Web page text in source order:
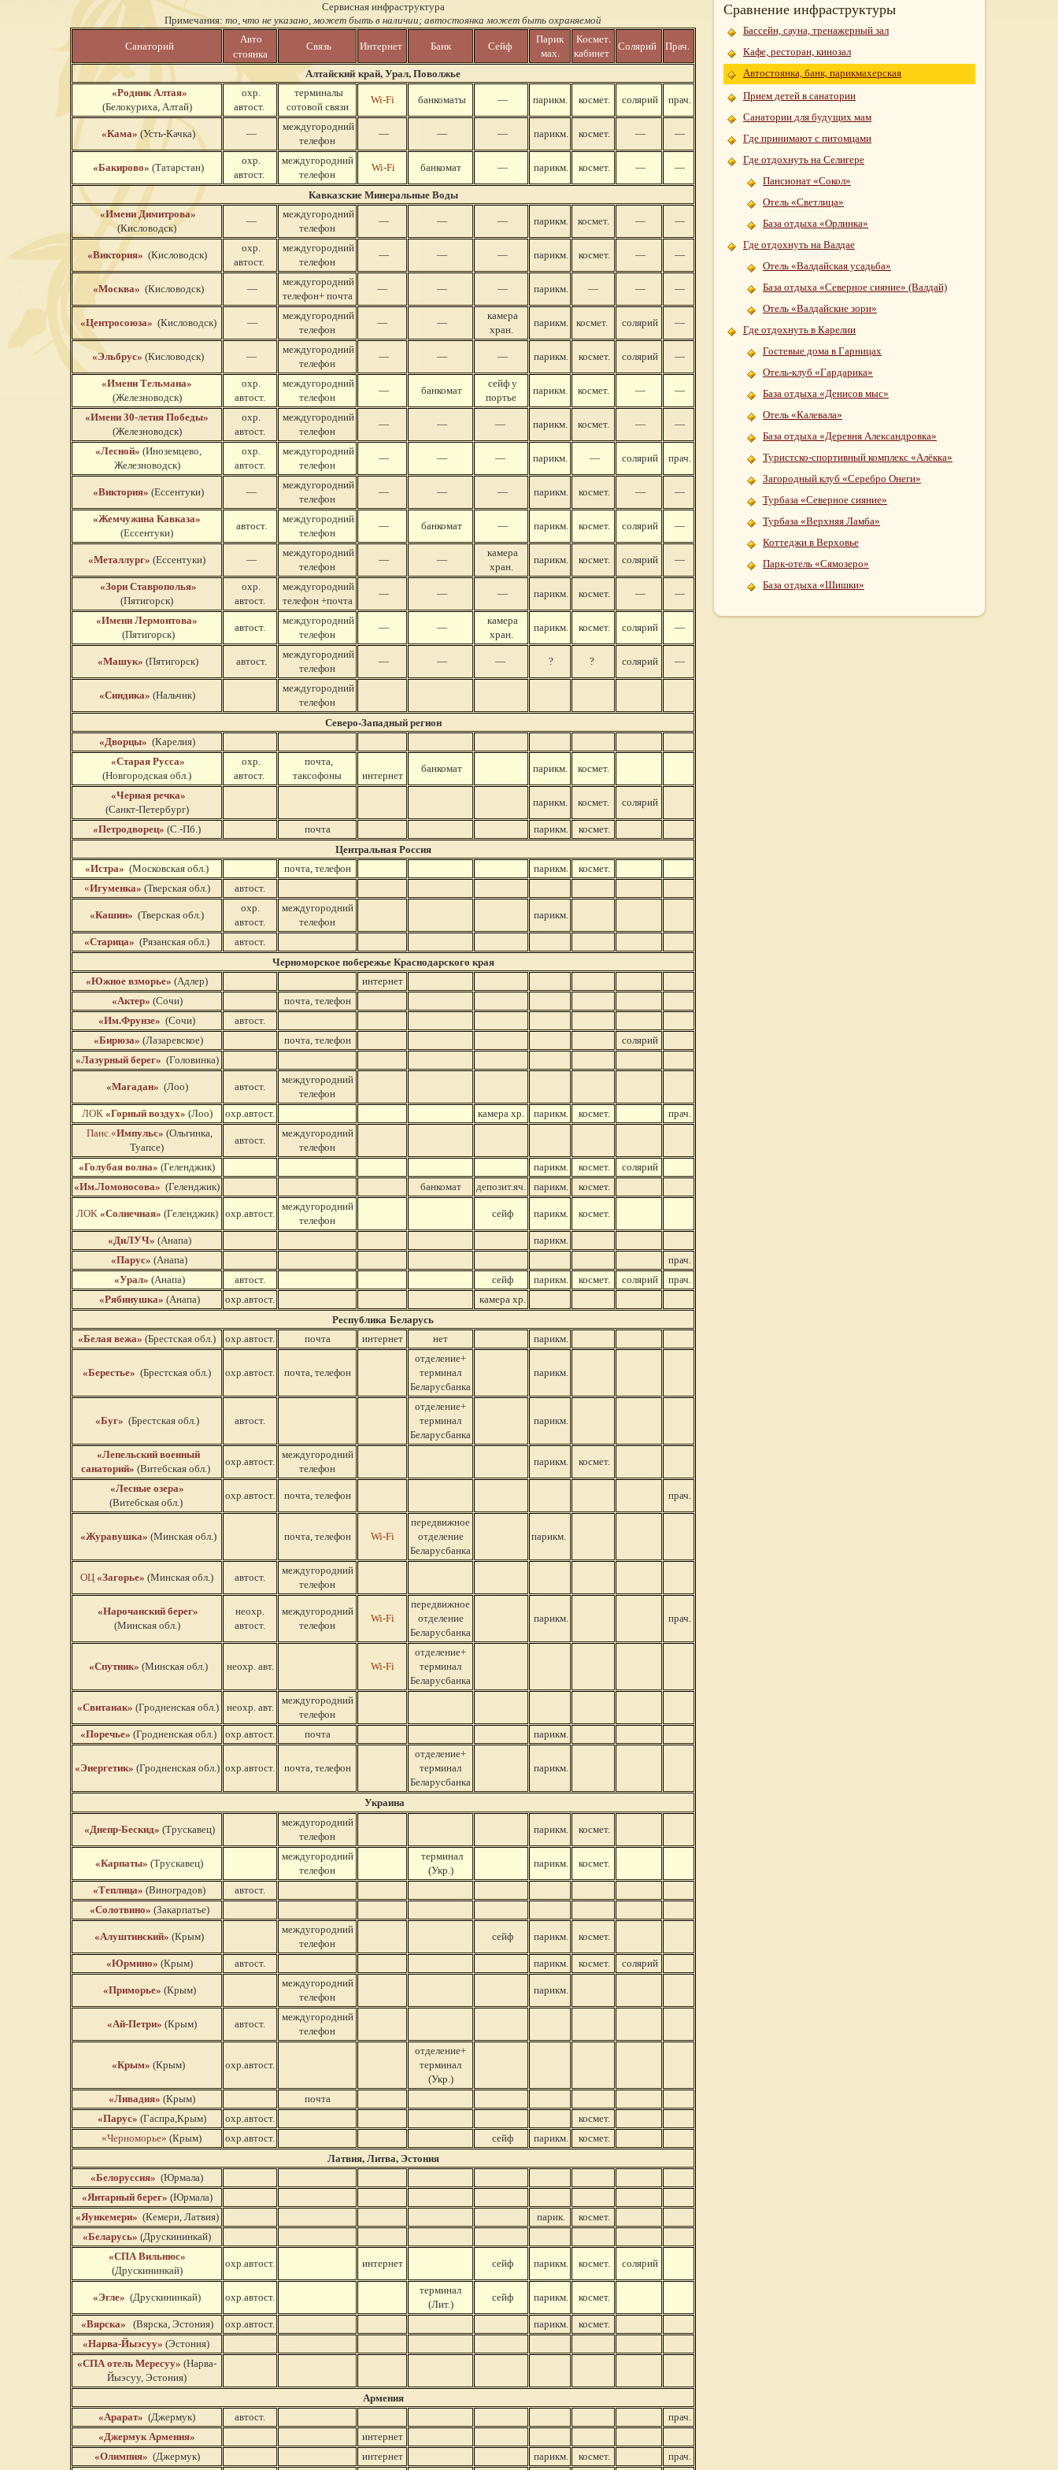
Сервисная инфраструктура
Примечания: то, что не указано, может быть в наличии; автостоянка может быть охраняемой
Санаторий
Авто
стоянка
Связь Интернет Банк Сейф
Парик
мах.
Космет.
кабинет
Солярий Прач.
Алтайский край, Урал, Поволжье
«Родник Алтая»
(Белокуриха, Алтай)
охр.
автост.
терминалы
сотовой связи
Wi-Fi банкоматы — парикм. космет. солярий прач.
«Кама» (Усть-Качка) —
междугородний
телефон
— — — парикм. космет. — —
«Бакирово» (Татарстан)
охр.
автост.
междугородний
телефон
Wi-Fi банкомат — парикм. космет. — —
Кавказские Минеральные Воды
«Имени Димитрова»
(Кисловодск)
—
междугородний
телефон
— — — парикм. космет. — —
«Виктория» (Кисловодск)
охр.
автост.
междугородний
телефон
— — — парикм. космет. — —
«Москва» (Кисловодск) —
междугородний
телефон+ почта
— — — парикм. — — —
«Центросоюза» (Кисловодск) —
междугородний
телефон
— —
камера
хран.
парикм. космет. солярий —
«Эльбрус» (Кисловодск) —
междугородний
телефон
— — — парикм. космет. солярий —
«Имени Тельмана»
(Железноводск)
охр.
автост.
междугородний
телефон
— банкомат
сейф у
портье
парикм. космет. — —
«Имени 30-летия Победы»
(Железноводск)
охр.
автост.
междугородний
телефон
— — — парикм. космет. — —
«Лесной» (Иноземцево,
Железноводск)
охр.
автост.
междугородний
телефон
— — — парикм. — солярий прач.
«Виктория» (Ессентуки) —
междугородний
телефон
— — — парикм. космет. — —
«Жемчужина Кавказа»
(Ессентуки)
автост.
междугородний
телефон
— банкомат — парикм. космет. солярий —
«Металлург» (Ессентуки) —
междугородний
телефон
— —
камера
хран.
парикм. космет. солярий —
«Зори Ставрополья»
(Пятигорск)
охр.
автост.
междугородний
телефон +почта
— — — парикм. космет. — —
«Имени Лермонтова»
(Пятигорск)
автост.
междугородний
телефон
— —
камера
хран.
парикм. космет. солярий —
«Машук» (Пятигорск) автост.
междугородний
телефон
— — — ? ? солярий —
«Синдика» (Нальчик)
междугородний
телефон
Северо-Западный регион
«Дворцы» (Карелия)
«Старая Русса»
(Новгородская обл.)
охр.
автост.
почта,
таксофоны
интернет
банкомат парикм. космет.
«Черная речка»
(Санкт-Петербург)
парикм. космет. солярий
«Петродворец» (С.-Пб.) почта парикм. космет.
Центральная Россия
«Истра» (Московская обл.) почта, телефон парикм.
космет.
«Игуменка» (Тверская обл.) автост.
«Кашин» (Тверская обл.)
охр.
автост.
междугородний
телефон
парикм.
«Старица» (Рязанская обл.) автост.
Черноморское побережье Краснодарского края
«Южное взморье» (Адлер)
интернет
«Актер» (Сочи)
почта, телефон
«Им.Фрунзе» (Сочи)
автост.
«Бирюза» (Лазаревское) почта, телефон
солярий
«Лазурный берег» (Головинка)
«Магадан» (Лоо) автост.
междугородний
телефон
ЛОК «Горный воздух» (Лоо) охр.автост. камера хр. парикм. космет.
прач.
Панс.«Импульс» (Ольгинка,
Туапсе)
автост.
междугородний
телефон
«Голубая волна» (Геленджик) парикм. космет.
солярий
«Им.Ломоносова» (Геленджик) банкомат депозит.яч. парикм. космет.
ЛОК «Солнечная» (Геленджик) охр.автост.
междугородний
телефон
сейф парикм. космет.
«ДиЛУЧ» (Анапа)
парикм.
«Парус» (Анапа)
прач.
«Урал» (Анапа) автост. сейф парикм. космет. солярий
прач.
«Рябинушка» (Анапа) охр.автост. камера хр.
Республика Беларусь
«Белая вежа» (Брестская обл.) охр.автост. почта интернет нет парикм.
«Берестье» (Брестская обл.) охр.автост. почта, телефон
отделение+
терминал
Беларусбанка
парикм.
«Буг» (Брестская обл.) автост.
отделение+
терминал
Беларусбанка
парикм.
«Лепельский военный
санаторий» (Витебская обл.)
охр.автост.
междугородний
телефон
парикм. космет.
«Лесные озера»
(Витебская обл.)
охр.автост. почта, телефон прач.
«Журавушка» (Минская обл.) почта, телефон Wi-Fi
передвижное
отделение
Беларусбанка
парикм.
ОЦ «Загорье» (Минская обл.) автост.
междугородний
телефон
«Нарочанский берег»
(Минская обл.)
неохр.
автост.
междугородний
телефон
Wi-Fi
передвижное
отделение
Беларусбанка
парикм. прач.
«Спутник» (Минская обл.) неохр. авт. Wi-Fi
отделение+
терминал
Беларусбанка
«Свитанак» (Гродненская обл.) неохр. авт.
междугородний
телефон
«Поречье» (Гродненская обл.) охр.автост. почта парикм.
«Энергетик» (Гродненская обл.) охр.автост. почта, телефон
отделение+
терминал
Беларусбанка
парикм.
Украина
«Днепр-Бескид» (Трускавец)
междугородний
телефон
парикм. космет.
«Карпаты» (Трускавец)
междугородний
телефон
терминал
(Укр.)
парикм. космет.
«Теплица» (Виноградов)
автост.
«Солотвино» (Закарпатье)
«Алуштинский» (Крым)
междугородний
телефон
сейф парикм. космет.
«Юрмино» (Крым) автост. парикм. космет. солярий
«Приморье» (Крым)
междугородний
телефон
парикм.
«Ай-Петри» (Крым) автост.
междугородний
телефон
«Крым» (Крым) охр.автост.
отделение+
терминал
(Укр.)
«Ливадия» (Крым)
почта
«Парус» (Гаспра,Крым) охр.автост.
космет.
«Черноморье» (Крым) охр.автост. сейф парикм. космет.
Латвия, Литва, Эстония
«Белоруссия» (Юрмала)
«Янтарный берег» (Юрмала)
«Яункемери» (Кемери, Латвия) парик.
космет.
«Беларусь» (Друскининкай)
«СПА Вильнюс»
(Друскининкай)
охр.автост. интернет сейф парикм. космет. солярий
«Эгле» (Друскининкай) охр.автост.
терминал
(Лит.)
сейф парикм. космет.
«Вярска» (Вярска, Эстония) охр.автост. парикм.
космет.
«Нарва-Йыэсуу» (Эстония)
«СПА отель Мересуу» (Нарва-
Йыэсуу, Эстония)
Армения
«Арарат» (Джермук) автост.
прач.
«Джермук Армения»
интернет
«Олимпия» (Джермук) интернет парикм. космет. прач.
Сравнение инфраструктуры
Бассейн, сауна, тренажерный зал
Кафе, ресторан, кинозал
Автостоянка, банк, парикмахерская
Прием детей в санатории
Санатории для будущих мам
Где принимают с питомцами
Где отдохнуть на Селигере
Пансионат «Сокол»
Отель «Светлица»
База отдыха «Орлинка»
Где отдохнуть на Валдае
Отель «Валдайская усадьба»
База отдыха «Северное сияние» (Валдай)
Отель «Валдайские зори»
Где отдохнуть в Карелии
Гостевые дома в Гарницах
Отель-клуб «Гардарика»
База отдыха «Денисов мыс»
Отель «Калевала»
База отдыха «Деревня Александровка»
Туристско-спортивный комплекс «Алёкка»
Загородный клуб «Серебро Онеги»
Турбаза «Северное сияние»
Турбаза «Верхняя Ламба»
Коттеджи в Верховье
Парк-отель «Сямозеро»
База отдыха «Шишки»